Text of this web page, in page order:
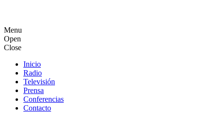
Menu
Open
Close
Inicio
Radio
Televisión
Prensa
Conferencias
Contacto